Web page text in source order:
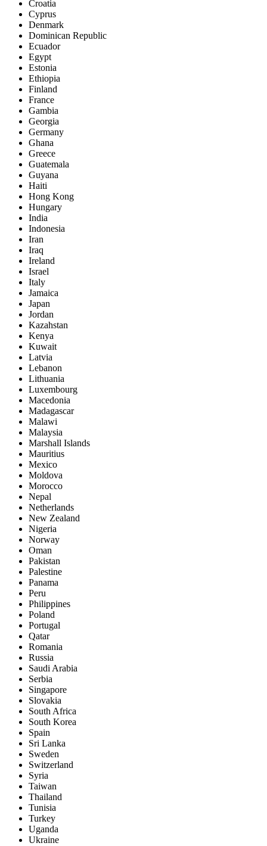
Croatia
Cyprus
Denmark
Dominican Republic
Ecuador
Egypt
Estonia
Ethiopia
Finland
France
Gambia
Georgia
Germany
Ghana
Greece
Guatemala
Guyana
Haiti
Hong Kong
Hungary
India
Indonesia
Iran
Iraq
Ireland
Israel
Italy
Jamaica
Japan
Jordan
Kazahstan
Kenya
Kuwait
Latvia
Lebanon
Lithuania
Luxembourg
Macedonia
Madagascar
Malawi
Malaysia
Marshall Islands
Mauritius
Mexico
Moldova
Morocco
Nepal
Netherlands
New Zealand
Nigeria
Norway
Oman
Pakistan
Palestine
Panama
Peru
Philippines
Poland
Portugal
Qatar
Romania
Russia
Saudi Arabia
Serbia
Singapore
Slovakia
South Africa
South Korea
Spain
Sri Lanka
Sweden
Switzerland
Syria
Taiwan
Thailand
Tunisia
Turkey
Uganda
Ukraine